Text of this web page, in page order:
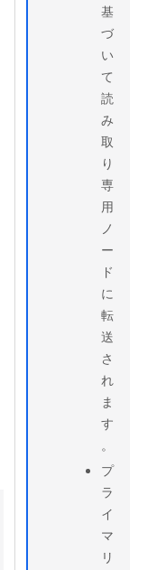
基
づ
い
て
読
み
取
り
専
用
ノ
ー
ド
に
転
送
さ
れ
ま
す
。
プ
ラ
イ
マ
リ